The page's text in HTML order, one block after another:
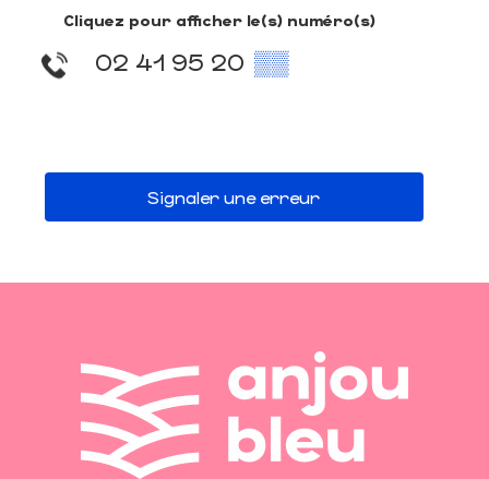
Cliquez pour afficher le(s) numéro(s)
02 41 95 20 ▒▒
Signaler une erreur